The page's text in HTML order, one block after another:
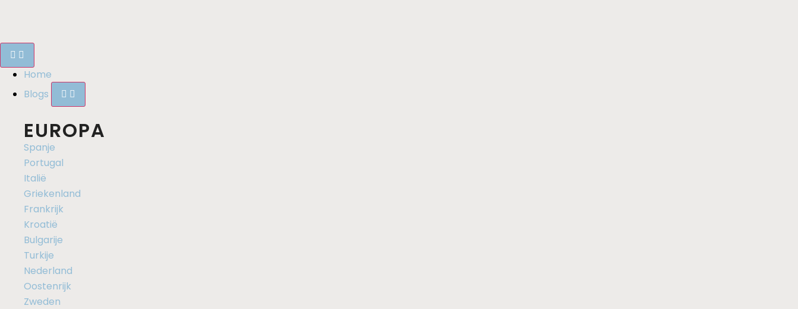
Home
Blogs
EUROPA
Spanje
Portugal
Italië
Griekenland
Frankrijk
Kroatië
Bulgarije
Turkije
Nederland
Oostenrijk
Zweden